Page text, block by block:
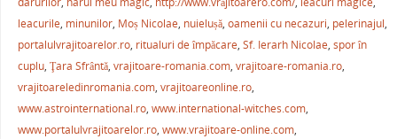
b
o
o
k
st A
p
p
a
ză
leacurile, minunilor, Moș Nicolae, nuielușă, oamenii cu necazuri, pelerinajul,
portalulvrajitoarelor.ro, ritualuri de împăcare, Sf. Ierarh Nicolae, spor în
cuplu, Ţara Sfrântă, vrajitoare-romania.com, vrajitoare-romania.ro,
vrajitoareledinromania.com, vrajitoareonline.ro,
www.astrointernational.ro, www.international-witches.com,
www.portalulvrajitoarelor.ro, www.vrajitoare-online.com,